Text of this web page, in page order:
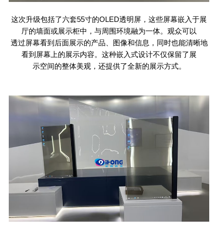
这次升级包括了六套55寸的OLED透明屏，这些屏幕嵌入于展
厅的墙面或展示柜中，与周围环境融为一体。观众可以
透过屏幕看到后面展示的产品、图像和信息，同时也能清晰地
看到屏幕上的展示内容。这种嵌入式设计不仅保留了展
示空间的整体美观，还提供了全新的展示方式。